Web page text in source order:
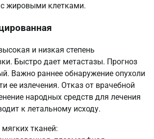
с жировыми клетками.
и низкая степень
Быстро дает метастазы. Прогноз
Важно раннее обнаружение опухоли
ее излечения. Отказ от врачебной
народных средств для лечения
к летальному исходу.